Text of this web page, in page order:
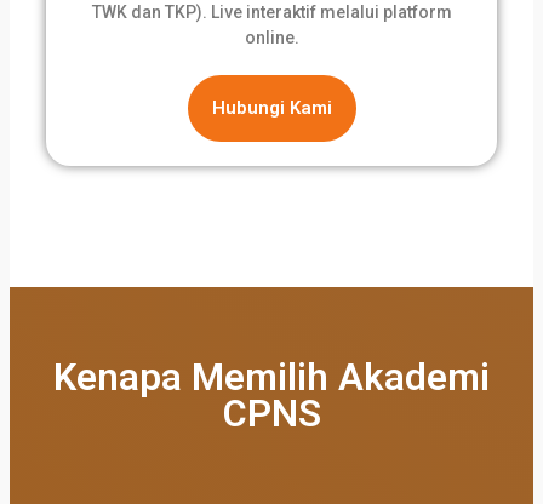
TWK dan TKP). Live interaktif melalui platform
online.
Hubungi Kami
Kenapa Memilih Akademi
CPNS